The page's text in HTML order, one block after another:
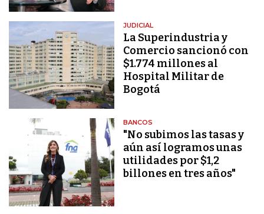
JUDICIAL
La Superindustria y
Comercio sancionó con
$1.774 millones al
Hospital Militar de
Bogotá
BANCOS
"No subimos las tasas y
aún así logramos unas
utilidades por $1,2
billones en tres años"